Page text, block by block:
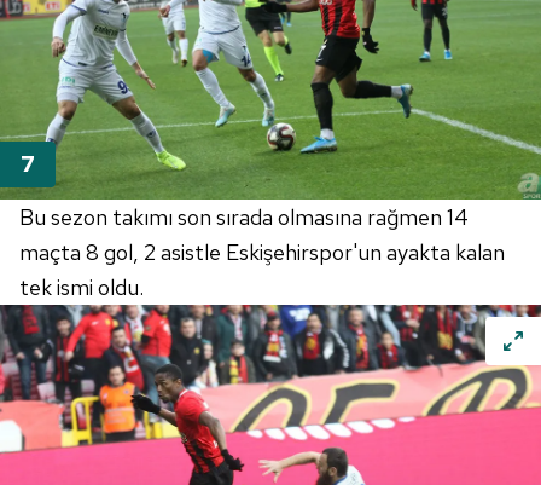
Bu sezon takımı son sırada olmasına rağmen 14
maçta 8 gol, 2 asistle Eskişehirspor'un ayakta kalan
tek ismi oldu.